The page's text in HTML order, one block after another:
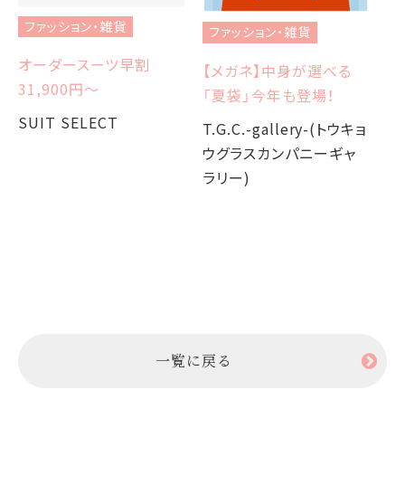
ファッション・雑貨
オーダースーツ早割
31,900円〜
SUIT SELECT
ファッション・雑貨
【メガネ】中身が選べる
「夏袋」今年も登場！
T.G.C.-gallery-(トウキョ
ウグラスカンパニーギャ
ラリー)
一覧に戻る